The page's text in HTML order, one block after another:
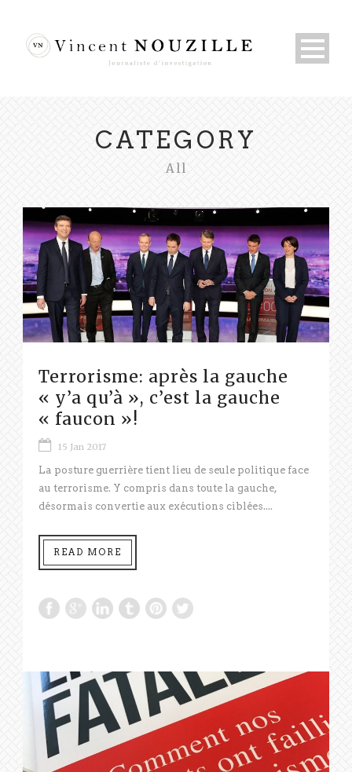
CATEGORY
All
Terrorisme: après la gauche
« y’a qu’à », c’est la gauche
« faucon »!
15 Jan 2017
La posture guerrière tient lieu de seule politique face
au terrorisme. Y compris dans toute la gauche,
désormais convertie aux exécutions ciblées....
READ MORE